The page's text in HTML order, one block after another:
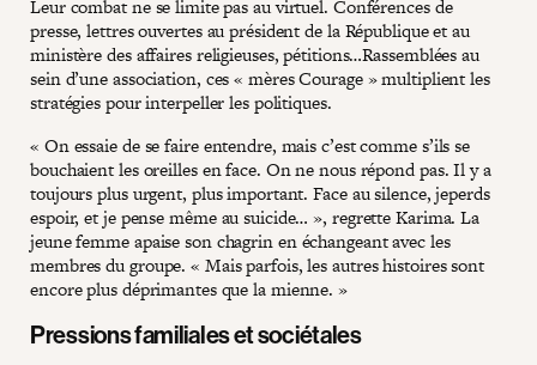
Leur combat ne se limite pas au virtuel. Conférences de
presse, lettres ouvertes au président de la République et au
ministère des affaires religieuses, pétitions…Rassemblées au
sein d’une association, ces « mères Courage » multiplient les
stratégies pour interpeller les politiques.
« On essaie de se faire entendre, mais c’est comme s’ils se
bouchaient les oreilles en face. On ne nous répond pas. Il y a
toujours plus urgent, plus important. Face au silence, jeperds
espoir, et je pense même au suicide… », regrette Karima. La
jeune femme apaise son chagrin en échangeant avec les
membres du groupe. « Mais parfois, les autres histoires sont
encore plus déprimantes que la mienne. »
Pressions familiales et sociétales